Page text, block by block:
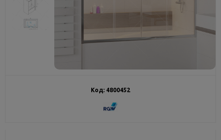
Код: 4800452